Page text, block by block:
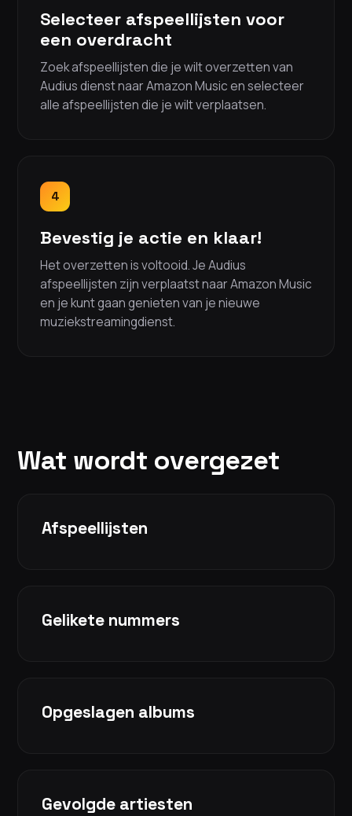
Selecteer afspeellijsten voor
een overdracht
Zoek afspeellijsten die je wilt overzetten van
Audius dienst naar Amazon Music en selecteer
alle afspeellijsten die je wilt verplaatsen.
4
Bevestig je actie en klaar!
Het overzetten is voltooid. Je Audius
afspeellijsten zijn verplaatst naar Amazon Music
en je kunt gaan genieten van je nieuwe
muziekstreamingdienst.
Wat wordt overgezet
Afspeellijsten
Gelikete nummers
Opgeslagen albums
Gevolgde artiesten